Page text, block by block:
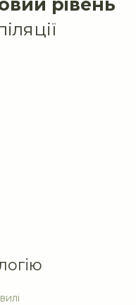
рівень